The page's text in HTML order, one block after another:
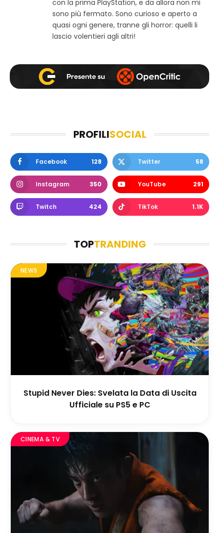
k
a
m
con la prima PlayStation, e da allora non mi
sono più fermato. Sono curioso e aperto a
quasi ogni genere, tranne gli horror: quelli li
lascio volentieri agli altri!
PROFILISOCIAL
Facebook 128 Twitter 58
Instagram 350 YouTube 291
Twitch 424 TikTok 1.1K
TOPTRANDING
NEWS
Stupid Never Dies: Svelata la Data di Uscita
Ufficiale su PS5 e PC
CINEMA & TV